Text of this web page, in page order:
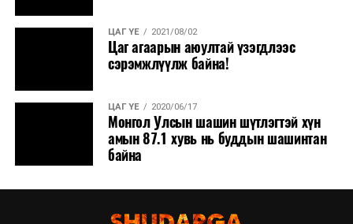
ЦАГ ҮЕ 2021/08/02
Цаг агаарын аюултай үзэгдлээс
сэрэмжлүүлж байна!
ЦАГ ҮЕ 2020/06/17
Монгол Улсын шашин шүтлэгтэй хүн
амын 87.1 хувь нь буддын шашинтан
байна